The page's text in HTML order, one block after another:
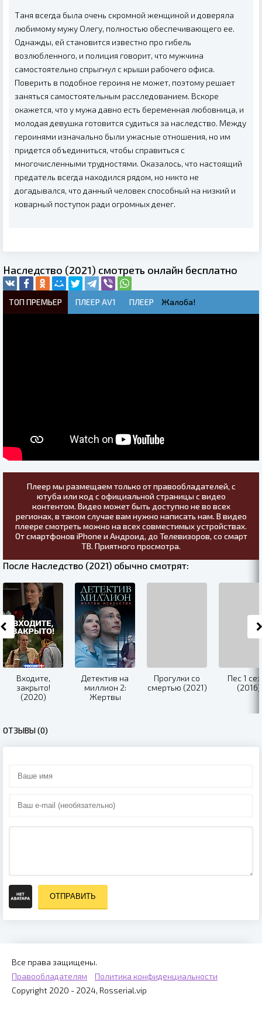
Таня всегда была очень скромной женщиной и доверяла
любимому мужу Олегу, полностью обеспечивающего ее.
Однажды, ей становится известно про гибель
возлюбленного, и полиция говорит, что мужчина
самостоятельно спрыгнул с крыши рабочего офиса.
Поверить в подобное героиня не может, поэтому решает
заняться самостоятельным расследованием. Вскоре
окажется, что у мужа давно есть беременная любовница, и
молодая девушка готовится судиться за наследство. Между
героинями изначально были ужасные отношения, но им
придется объединиться, чтобы справиться с
многочисленными трудностями. Оказалось, что настоящий
предатель всегда находился рядом, но никто не
догадывался, что данный человек способный на низкий и
коварный поступок ради огромных денег.
Наследство (2021) смотреть онлайн бесплатно
ТОП ПРЕМЬЕР ПЛЕЕР AV1 ПЛЕЕР Жалоба!
Плеер мы размещаем только от правообладателей, с
ютуба или код с официальной страницы с видео
контентом. Видео может быть доступно не во всех
регионах, в таком случае вам нужно написать нам. В видео
плеере смотреть можно на всех совместимых устройствах.
От смартфонов iPhone и Андроид, до Телевизоров, со смарт
ТВ. Приятного просмотра.
После Наследство (2021) обычно смотрят:
Входите,
закрыто!
(2020)
Детектив на
миллион 2:
Жертвы
Прогулки со
смертью (2021)
Пес 1
(2016)
ОТЗЫВЫ (0)
ОТПРАВИТЬ
Все права защищены.
Правообладателям
Политика конфиденциальности
Copyright 2020 - 2024, Rosserial.vip